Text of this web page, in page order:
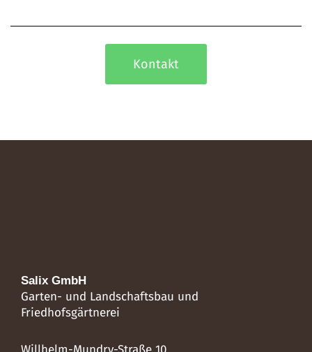
Kontakt
Salix GmbH
Garten- und Landschaftsbau und
Friedhofsgärtnerei